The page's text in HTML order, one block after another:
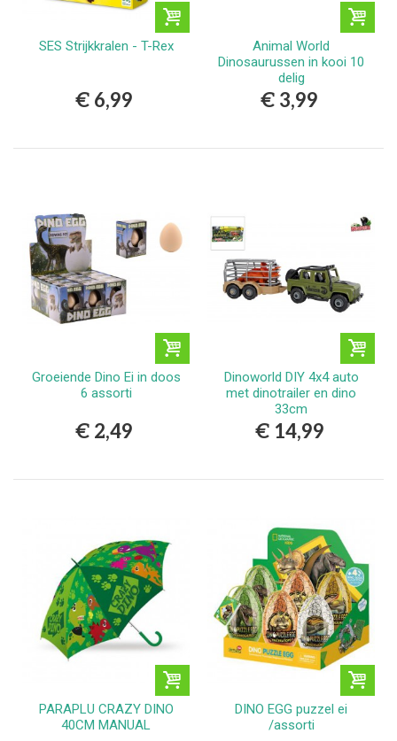
SES Strijkkralen - T-Rex
€ 6,99
Animal World
Dinosaurussen in kooi 10
delig
€ 3,99
Groeiende Dino Ei in doos
6 assorti
€ 2,49
Dinoworld DIY 4x4 auto
met dinotrailer en dino
33cm
€ 14,99
PARAPLU CRAZY DINO
40CM MANUAL
DINO EGG puzzel ei
/assorti